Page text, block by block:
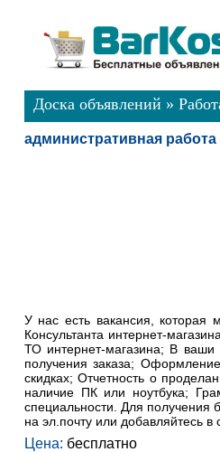
Доска объявлений »
административная работа
У нас есть вакансия, которая
Консультанта интернет-
ТО интернет-магазина; В ваши
получения заказа;
скидках; Отчетность о
наличие ПК или ноутбука;
специальности. Для
на эл.почту или добавляйтесь в
Цена: бесплатно